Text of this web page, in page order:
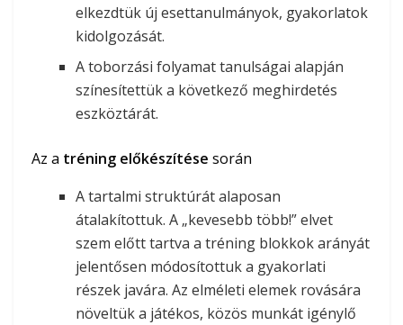
elkezdtük új esettanulmányok, gyakorlatok
kidolgozását.
A toborzási folyamat tanulságai alapján
színesítettük a következő meghirdetés
eszköztárát.
Az a tréning előkészítése során
A tartalmi struktúrát alaposan
átalakítottuk. A „kevesebb több!” elvet
szem előtt tartva a tréning blokkok arányát
jelentősen módosítottuk a gyakorlati
részek javára. Az elméleti elemek rovására
növeltük a játékos, közös munkát igénylő